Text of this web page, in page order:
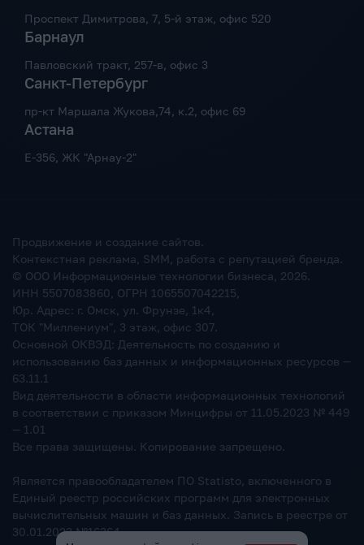
Проспект Димитрова, 7, 5-й этаж, офис 520
Барнаул
Павловский тракт, 257-в, офис 3
Санкт-Петербург
пр-кт Маршала Жукова,74, к.2, офис 69
Астана
Е-356, ЖК "Арнау-2"
Продвижение и создание сайтов.
Контекстная реклама, SMM, работа с репутацией бренда.
© ООО Информационные технологии бизнеса, 2026.
ИНН 5507083860, ОГРН 1065507042215,
Юр. Адрес: г. Омск, ул. Фрунзе, 1к4,
ТОК "Миллениум", 3 этаж, офис 307.
Основной ОКВЭД: Деятельность по созданию и
использованию баз данных и информационных ресурсов —
63.11.1
Вид деятельности в области информационных технологий
в соответствии с приказом Минцифры от 11.05.2023 № 449
— 1.01
Все права защищены. Копирование запрещено.
Является правообладателем ПО Statisto, включенного в
Единый реестр российских программ для электронных
вычислительных машин и баз данных. Запись в реестре от
30.01.2023 №16364